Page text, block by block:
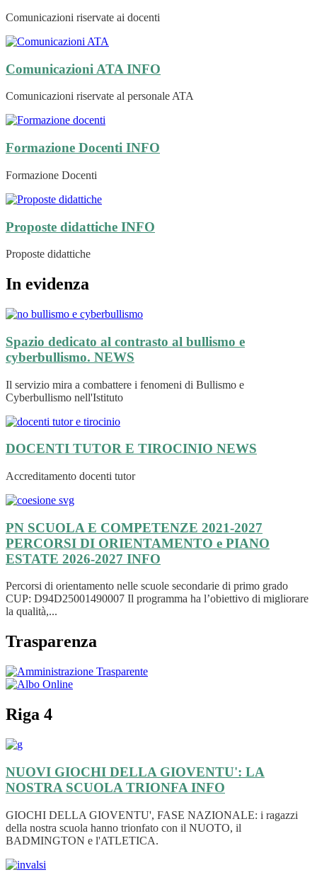
Comunicazioni riservate ai docenti
Comunicazioni ATA INFO
Comunicazioni riservate al personale ATA
Formazione Docenti INFO
Formazione Docenti
Proposte didattiche INFO
Proposte didattiche
In evidenza
Spazio dedicato al contrasto al bullismo e
cyberbullismo. NEWS
Il servizio mira a combattere i fenomeni di Bullismo e
Cyberbullismo nell'Istituto
DOCENTI TUTOR E TIROCINIO NEWS
Accreditamento docenti tutor
PN SCUOLA E COMPETENZE 2021-2027
PERCORSI DI ORIENTAMENTO e PIANO
ESTATE 2026-2027 INFO
Percorsi di orientamento nelle scuole secondarie di primo grado
CUP: D94D25001490007 Il programma ha l’obiettivo di migliorare
la qualità,...
Trasparenza
Riga 4
NUOVI GIOCHI DELLA GIOVENTU': LA
NOSTRA SCUOLA TRIONFA INFO
GIOCHI DELLA GIOVENTU', FASE NAZIONALE: i ragazzi
della nostra scuola hanno trionfato con il NUOTO, il
BADMINGTON e l'ATLETICA.